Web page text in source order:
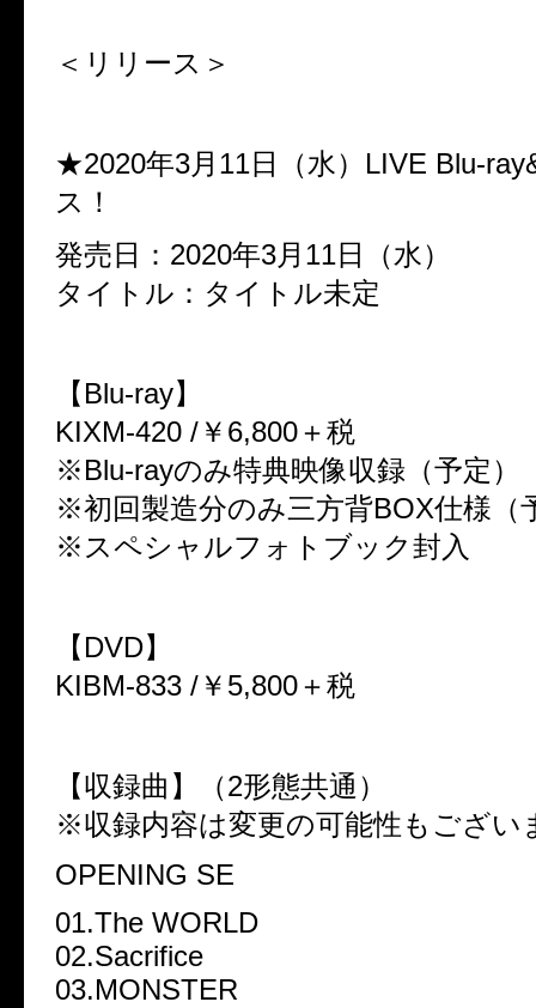
＜リリース＞
★2020年3月11日（水）LIVE Blu-
ス！
発売日：2020年3月11日（水）
タイトル：タイトル未定
【Blu-ray】
KIXM-420 /￥6,800＋税
※Blu-rayのみ特典映像収録（予定）
※初回製造分のみ三方背BOX仕様（
※スペシャルフォトブック封入
【DVD】
KIBM-833 /￥5,800＋税
【収録曲】（2形態共通）
※収録内容は変更の可能性もござい
OPENING SE
01.The WORLD
02.Sacrifice
03.MONSTER